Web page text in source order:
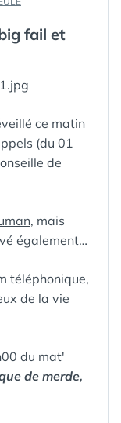
fail et
ce matin
(du 01
de
, mais
également…
téléphonique,
de la vie
du mat'
de merde,